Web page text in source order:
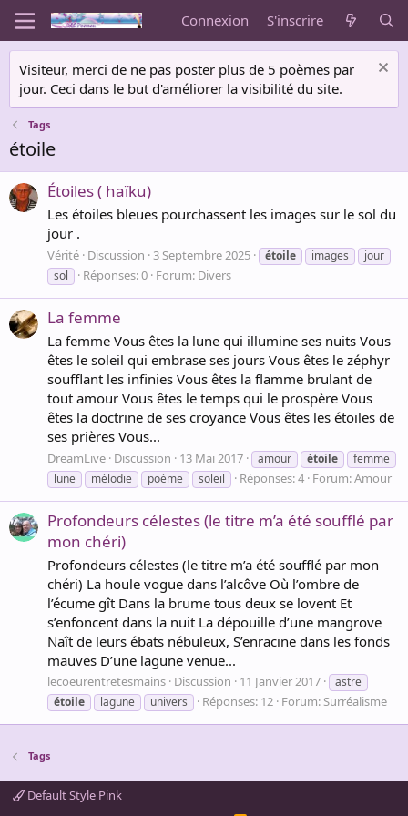
Connexion S'inscrire
Visiteur, merci de ne pas poster plus de 5 poèmes par
jour. Ceci dans le but d'améliorer la visibilité du site.
Tags
étoile
Étoiles ( haïku)
Les étoiles bleues pourchassent les images sur le sol du
jour .
Vérité Discussion 3 Septembre 2025 étoile images
jour
sol
Réponses: 0 Forum: Divers
La femme
La femme Vous êtes la lune qui illumine ses nuits Vous
êtes le soleil qui embrase ses jours Vous êtes le zéphyr
soufflant les infinies Vous êtes la flamme brulant de
tout amour Vous êtes le temps qui le prospère Vous
êtes la doctrine de ses croyance Vous êtes les étoiles de
ses prières Vous...
DreamLive Discussion 13 Mai 2017 amour étoile
femme
lune
mélodie poème soleil Réponses: 4 Forum:Amour
Profondeurs célestes (le titre m’a été soufflé par
mon chéri)
Profondeurs célestes (le titre m’a été soufflé par mon
chéri) La houle vogue dans l’alcôve Où l’ombre de
l’écume gît Dans la brume tous deux se lovent Et
s’enfoncent dans la nuit La dépouille d’une mangrove
Naît de leurs ébats nébuleux, S’enracine dans les fonds
mauves D’une lagune venue...
lecoeurentretesmains Discussion 11 Janvier 2017
astre
étoile
lagune univers Réponses: 12 Forum: Surréalisme
Tags
Default Style Pink